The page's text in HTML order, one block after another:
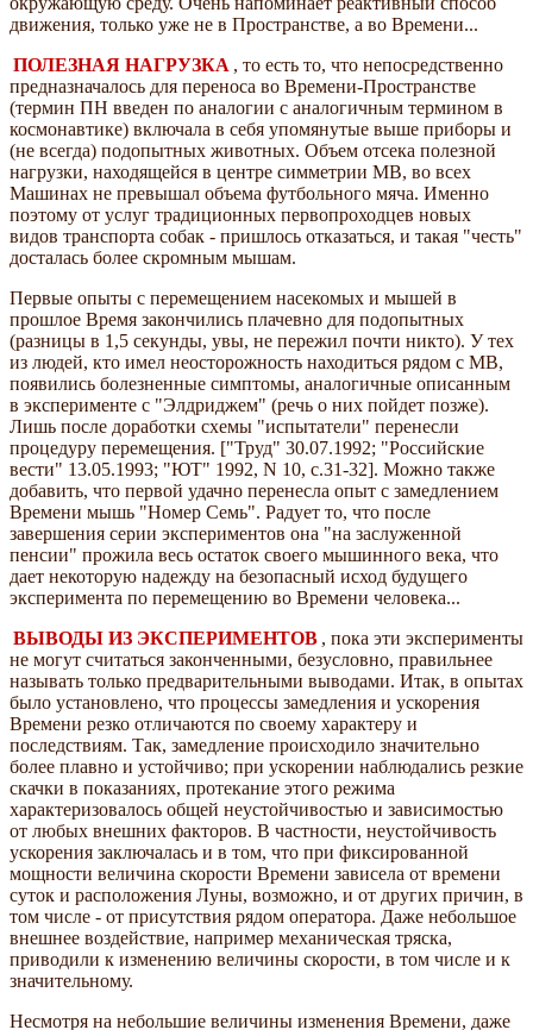
движения, только уже не в Пространстве, а во Времени...
ПОЛЕЗНАЯ НАГРУЗКА , то есть то, что непосредственно
предназначалось для переноса во Времени-Пространстве
(термин ПН введен по аналогии с аналогичным термином в
космонавтике) включала в себя упомянутые выше приборы и
(не всегда) подопытных животных. Объем отсека полезной
нагрузки, находящейся в центре симметрии МВ, во всех
Машинах не превышал объема футбольного мяча. Именно
поэтому от услуг традиционных первопроходцев новых
видов транспорта собак - пришлось отказаться, и такая "честь"
досталась более скромным мышам.
Первые опыты с перемещением насекомых и мышей в
прошлое Время закончились плачевно для подопытных
(разницы в 1,5 секунды, увы, не пережил почти никто). У тех
из людей, кто имел неосторожность находиться рядом с МВ,
появились болезненные симптомы, аналогичные описанным
в эксперименте с "Элдриджем" (речь о них пойдет позже).
Лишь после доработки схемы "испытатели" перенесли
процедуру перемещения. ["Труд" 30.07.1992; "Российские
вести" 13.05.1993; "ЮТ" 1992, N 10, с.31-32]. Можно также
добавить, что первой удачно перенесла опыт с замедлением
Времени мышь "Номер Семь". Радует то, что после
завершения серии экспериментов она "на заслуженной
пенсии" прожила весь остаток своего мышинного века, что
дает некоторую надежду на безопасный исход будущего
эксперимента по перемещению во Времени человека...
ВЫВОДЫ ИЗ ЭКСПЕРИМЕНТОВ , пока эти эксперименты
не могут считаться законченными, безусловно, правильнее
называть только предварительными выводами. Итак, в опытах
было установлено, что процессы замедления и ускорения
Времени резко отличаются по своему характеру и
последствиям. Так, замедление происходило значительно
более плавно и устойчиво; при ускорении наблюдались резкие
скачки в показаниях, протекание этого режима
характеризовалось общей неустойчивостью и зависимостью
от любых внешних факторов. В частности, неустойчивость
ускорения заключалась и в том, что при фиксированной
мощности величина скорости Времени зависела от времени
суток и расположения Луны, возможно, и от других причин, в
том числе - от присутствия рядом оператора. Даже небольшое
внешнее воздействие, например механическая тряска,
приводили к изменению величины скорости, в том числе и к
значительному.
Несмотря на небольшие величины изменения Времени, даже